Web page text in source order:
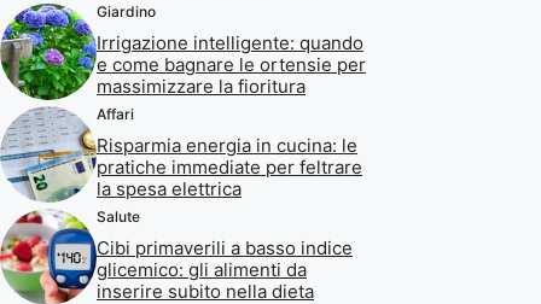
Giardino
Irrigazione intelligente: quando
e come bagnare le ortensie per
massimizzare la fioritura
Affari
Risparmia energia in cucina: le
pratiche immediate per feltrare
la spesa elettrica
Salute
Cibi primaverili a basso indice
glicemico: gli alimenti da
inserire subito nella dieta